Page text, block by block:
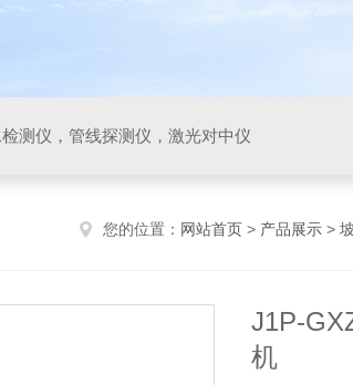
测仪，管线探测仪，激光对中仪
您的位置： 网站首页 > 产品展示 >
J1P-
机